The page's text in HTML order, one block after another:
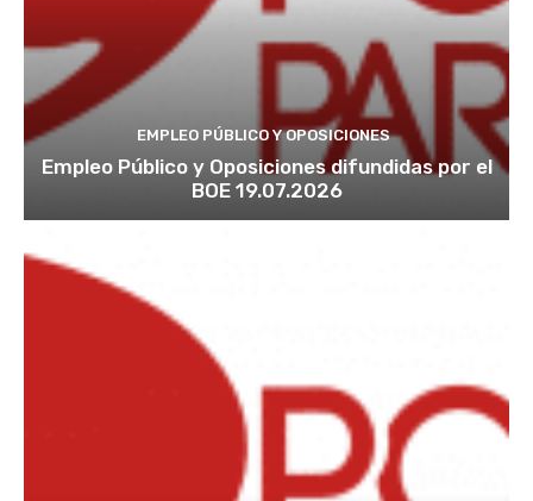
EMPLEO PÚBLICO Y OPOSICIONES
Empleo Público y Oposiciones difundidas por el
BOE 19.07.2026